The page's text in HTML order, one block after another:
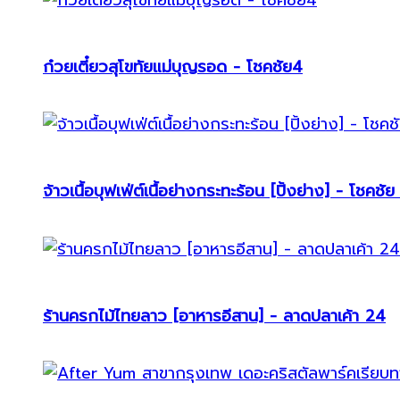
ก๋วยเตี๋ยวสุโขทัยแม่บุญรอด - โชคชัย4
จ้าวเนื้อบุฟเฟ่ต์เนื้อย่างกระทะร้อน [ปิ้งย่าง] - โชคชั
ร้านครกไม้ไทยลาว [อาหารอีสาน] - ลาดปลาเค้า 24